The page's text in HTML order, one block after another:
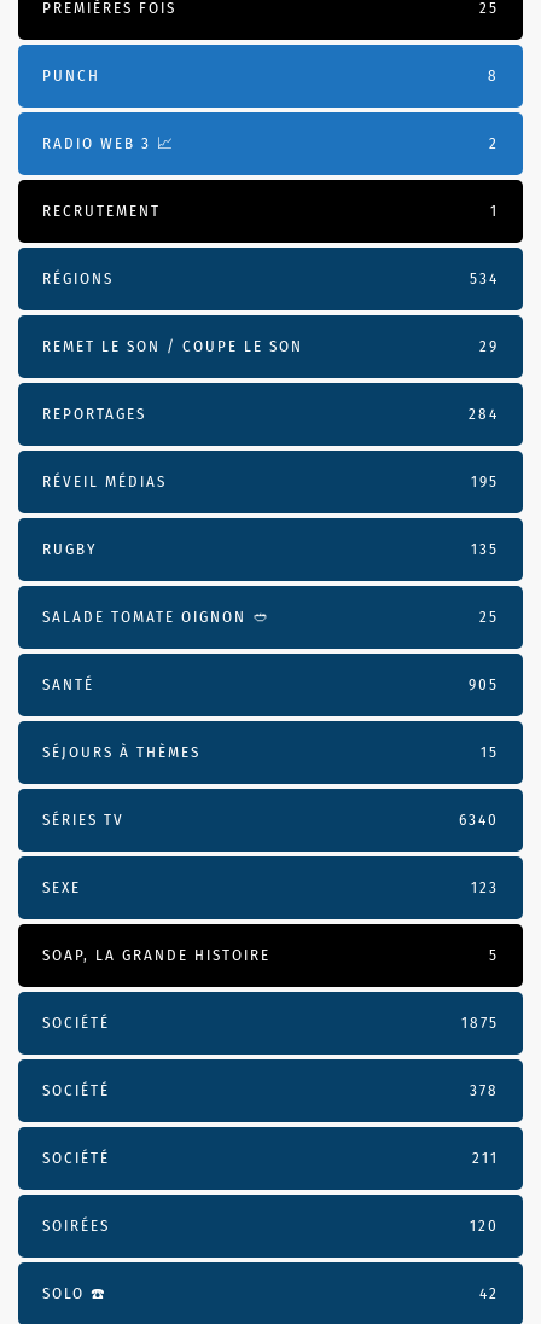
PREMIÈRES FOIS 25
PUNCH 8
RADIO WEB 3 📈 2
RECRUTEMENT 1
RÉGIONS 534
REMET LE SON / COUPE LE SON 29
REPORTAGES 284
RÉVEIL MÉDIAS 195
RUGBY 135
SALADE TOMATE OIGNON 🥙 25
SANTÉ 905
SÉJOURS À THÈMES 15
SÉRIES TV 6340
SEXE 123
SOAP, LA GRANDE HISTOIRE 5
SOCIÉTÉ 1875
SOCIÉTÉ 378
SOCIÉTÉ 211
SOIRÉES 120
SOLO ☎️ 42